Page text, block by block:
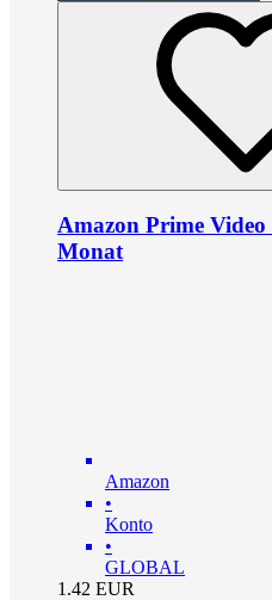
Amazon Prime
Monat
Amazon
•
Konto
•
GLOBAL
1.42 EUR